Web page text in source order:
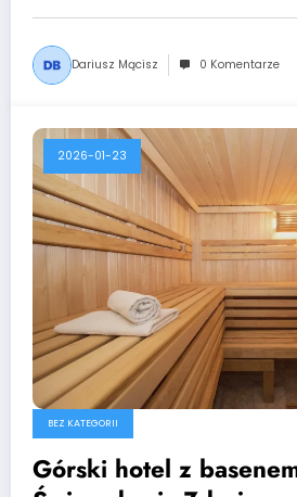
Dariusz Mącisz 0 Komentarze
2026-01-23
BEZ KATEGORII
Górski hotel z